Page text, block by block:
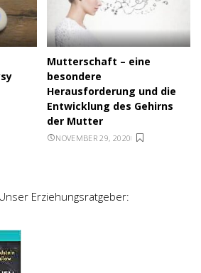
Mutterschaft – eine
besondere
Herausforderung und die
Entwicklung des Gehirns
der Mutter
NOVEMBER 29, 2020
Erziehungsratgeber: